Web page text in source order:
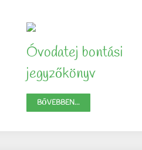
Óvodatej bontási
jegyzőkönyv
BŐVEBBEN...